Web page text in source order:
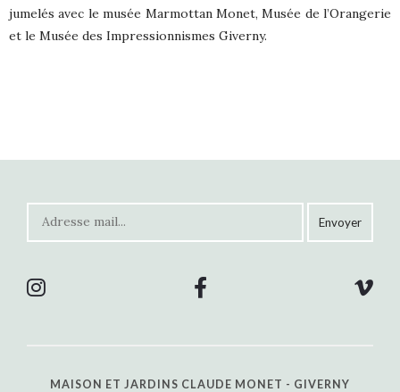
jumelés avec le musée Marmottan Monet, Musée de l’Orangerie
et le Musée des Impressionnismes Giverny.
MAISON ET JARDINS CLAUDE MONET - GIVERNY